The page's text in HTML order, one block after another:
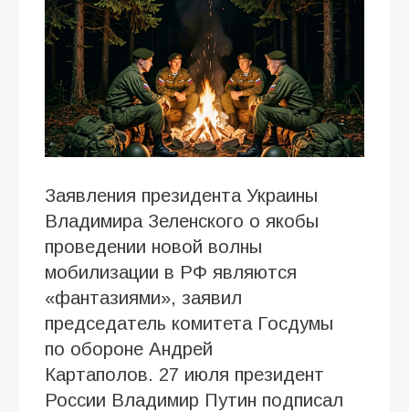
Заявления президента Украины
Владимира Зеленского о якобы
проведении новой волны
мобилизации в РФ являются
«фантазиями», заявил
председатель комитета Госдумы
по обороне Андрей
Картаполов. 27 июля президент
России Владимир Путин подписал